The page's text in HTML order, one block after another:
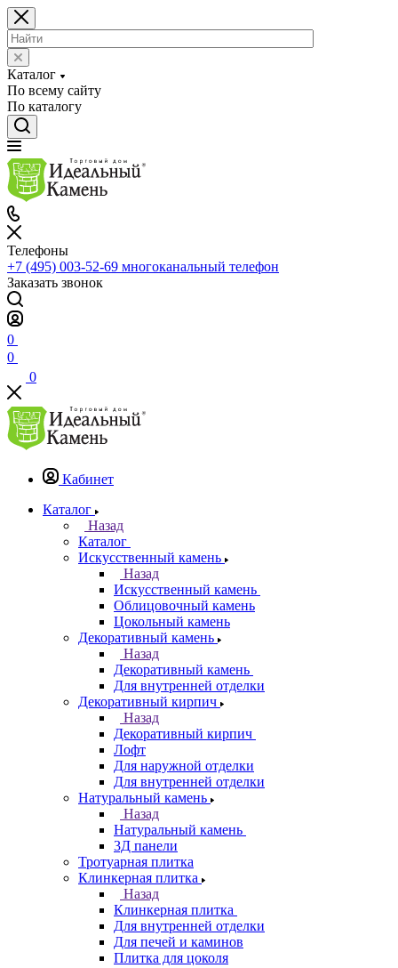
Каталог
По всему сайту
По каталогу
Телефоны
+7 (495) 003-52-69 многоканальный телефон
Заказать звонок
0
0
0
Кабинет
Каталог
Назад
Каталог
Искусственный камень
Назад
Искусственный камень
Облицовочный камень
Цокольный камень
Декоративный камень
Назад
Декоративный камень
Для внутренней отделки
Декоративный кирпич
Назад
Декоративный кирпич
Лофт
Для наружной отделки
Для внутренней отделки
Натуральный камень
Назад
Натуральный камень
3Д панели
Тротуарная плитка
Клинкерная плитка
Назад
Клинкерная плитка
Для внутренней отделки
Для печей и каминов
Плитка для цоколя